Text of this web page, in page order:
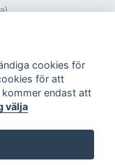
för sällskap över 20
i Anderslöv
cookies för
för att
endast att
välja